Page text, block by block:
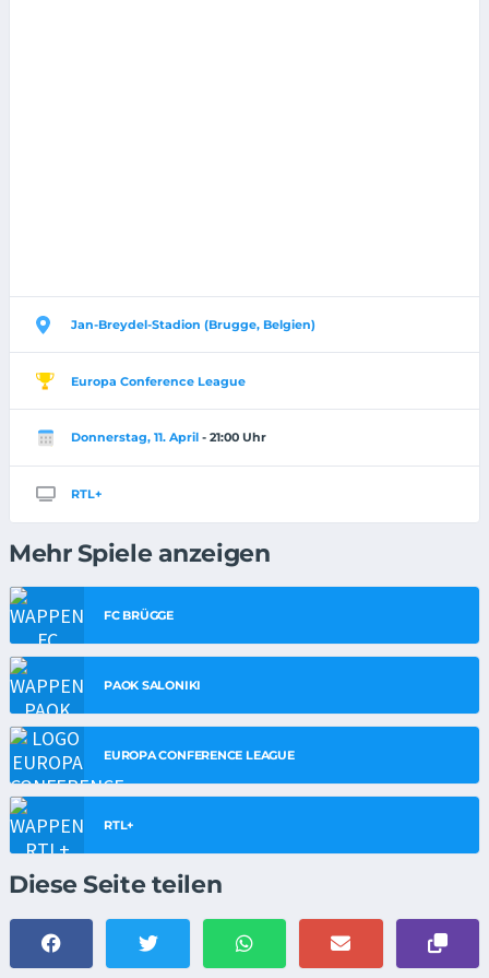
Jan-Breydel-Stadion (Brugge, Belgien)
Europa Conference League
Donnerstag, 11. April - 21:00 Uhr
RTL+
Mehr Spiele anzeigen
FC BRÜGGE
PAOK SALONIKI
EUROPA CONFERENCE LEAGUE
RTL+
Diese Seite teilen